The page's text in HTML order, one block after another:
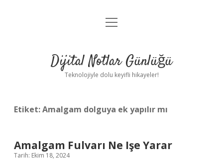
Anasayfa
Yasal Uyarı
menüyü
Dijital Notlar Günlüğü
Teknolojiyle dolu keyifli hikayeler!
Etiket:Amalgam dolguya ek yapılır mı
Amalgam Fulvarı Ne Işe Yarar
Tarih: Ekim 18, 2024